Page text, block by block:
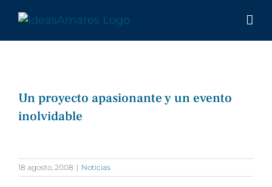
contenido
Un proyecto apasionante y un evento
inolvidable
imagen
más
18 agosto, 2008 | Noticias